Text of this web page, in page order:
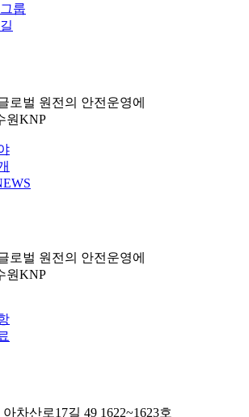
룹
로벌 원전의 안전운영에
원KNP
로벌 원전의 안전운영에
원KNP
차산로17길 49 1622~1623호